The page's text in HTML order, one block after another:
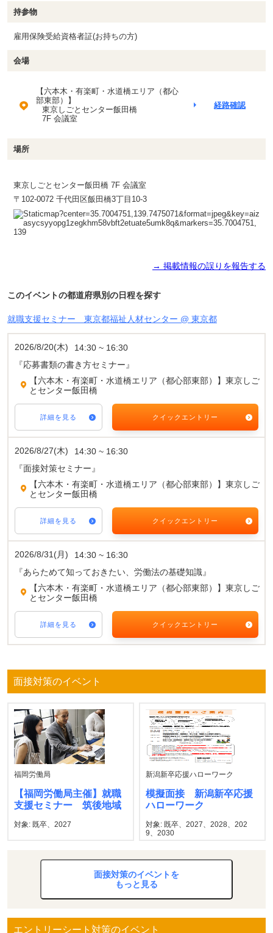
持参物
雇用保険受給資格者証(お持ちの方)
会場
【六本木・有楽町・水道橋エリア（都心
部東部）】
東京しごとセンター飯田橋
7F 会議室
経路確認
場所
東京しごとセンター飯田橋 7F 会議室
〒102-0072 千代田区飯田橋3丁目10-3
→ 掲載情報の誤りを報告する
このイベントの都道府県別の日程を探す
就職支援セミナー 東京都福祉人材センター @ 東京都
2026/8/20(木)
14:30 ~ 16:30
『応募書類の書き方セミナー』
【六本木・有楽町・水道橋エリア（都心部東部）】東京しご
とセンター飯田橋
詳細を見る クイックエントリー
2026/8/27(木)
14:30 ~ 16:30
『面接対策セミナー』
【六本木・有楽町・水道橋エリア（都心部東部）】東京しご
とセンター飯田橋
詳細を見る クイックエントリー
2026/8/31(月)
14:30 ~ 16:30
『あらためて知っておきたい、労働法の基礎知識』
【六本木・有楽町・水道橋エリア（都心部東部）】東京しご
とセンター飯田橋
詳細を見る クイックエントリー
面接対策のイベント
福岡労働局
【福岡労働局主催】就職
支援セミナー 筑後地域
対象: 既卒、2027
新潟新卒応援ハローワーク
模擬面接 新潟新卒応援
ハローワーク
対象: 既卒、2027、2028、202
9、2030
面接対策のイベントを
もっと見る
エントリーシート対策のイベント